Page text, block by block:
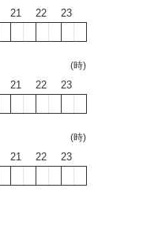
21 22 23
(時)
21 22 23
(時)
21 22 23